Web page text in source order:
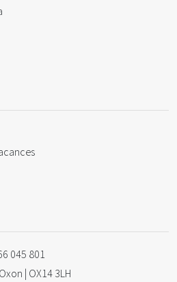
045 801
| OX14 3LH